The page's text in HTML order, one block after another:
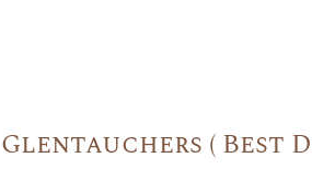
Glentauchers ( Best